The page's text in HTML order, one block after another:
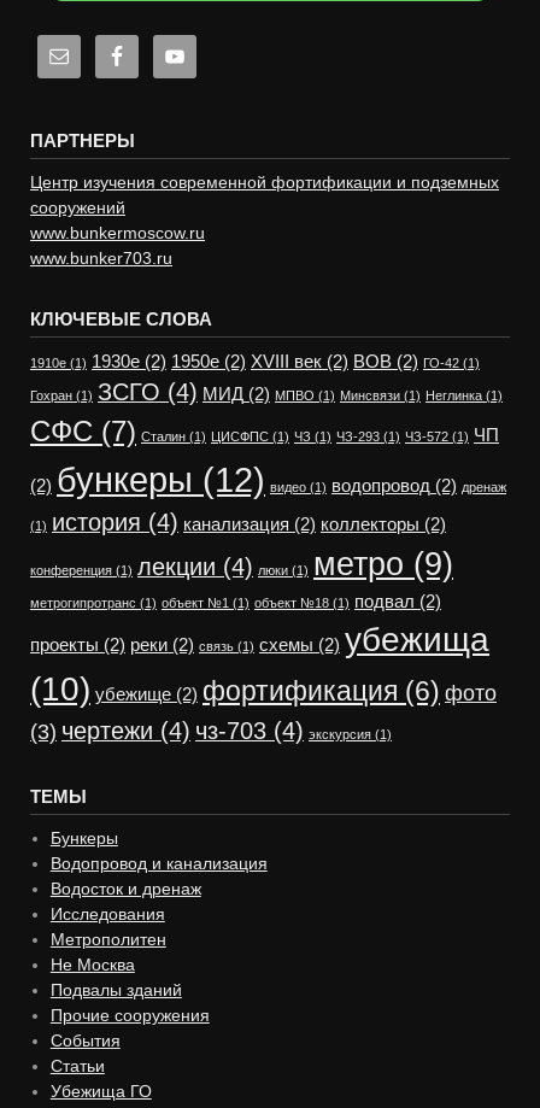
ПАРТНЕРЫ
Центр изучения современной фортификации и подземных
сооружений
www.bunkermoscow.ru
www.bunker703.ru
КЛЮЧЕВЫЕ СЛОВА
1910е (1) 1930е (2) 1950е (2) XVIII век (2) ВОВ (2) ГО-42 (1)
Гохран (1) ЗСГО (4) МИД (2) МПВО (1) Минсвязи (1) Неглинка (1)
СФС (7) Сталин (1) ЦИСФПС (1) ЧЗ (1) ЧЗ-293 (1) ЧЗ-572 (1) ЧП
(2) бункеры (12) видео (1) водопровод (2) дренаж
(1) история (4) канализация (2) коллекторы (2)
конференция (1) лекции (4) люки (1) метро (9)
метрогипротранс (1) объект №1 (1) объект №18 (1) подвал (2)
проекты (2) реки (2) связь (1) схемы (2) убежища
(10) убежище (2) фортификация (6) фото
(3) чертежи (4) чз-703 (4) экскурсия (1)
ТЕМЫ
Бункеры
Водопровод и канализация
Водосток и дренаж
Исследования
Метрополитен
Не Москва
Подвалы зданий
Прочие сооружения
События
Статьи
Убежища ГО